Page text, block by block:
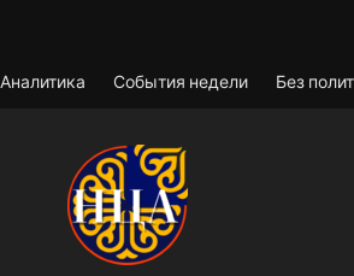
Аналитика События недели Без